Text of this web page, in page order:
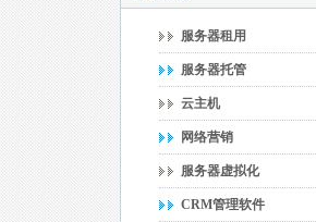
服务器租用
服务器托管
云主机
网络营销
服务器虚拟化
CRM管理软件